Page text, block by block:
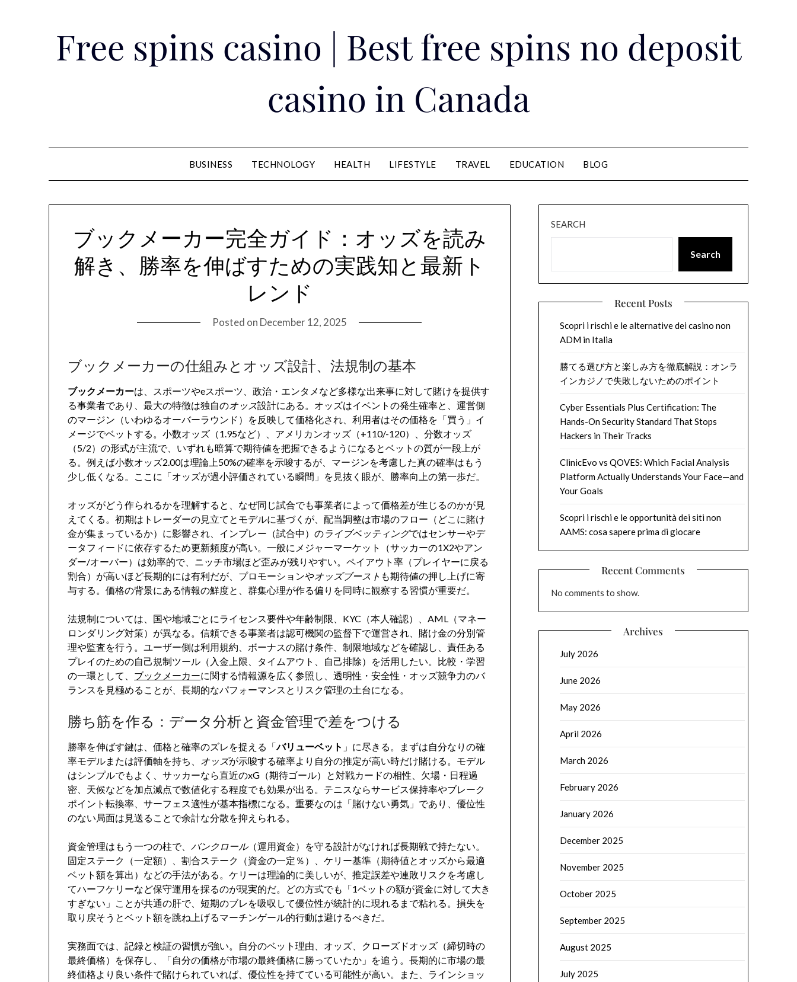
Free spins casino | Best free spins no deposit
casino in Canada
BUSINESS TECHNOLOGY HEALTH LIFESTYLE TRAVEL EDUCATION BLOG
ブックメーカー完全ガイド：オッズを読み
解き、勝率を伸ばすための実践知と最新ト
レンド
Posted on December 12, 2025
ブックメーカーの仕組みとオッズ設計、法規制の基本
ブックメーカーは、スポーツやeスポーツ、政治・エンタメなど多様な出来事に対して賭けを提供す
る事業者であり、最大の特徴は独自のオッズ設計にある。オッズはイベントの発生確率と、運営側
のマージン（いわゆるオーバーラウンド）を反映して価格化され、利用者はその価格を「買う」イ
メージでベットする。小数オッズ（1.95など）、アメリカンオッズ（+110/-120）、分数オッズ
（5/2）の形式が主流で、いずれも暗算で期待値を把握できるようになるとベットの質が一段上が
る。例えば小数オッズ2.00は理論上50%の確率を示唆するが、マージンを考慮した真の確率はもう
少し低くなる。ここに「オッズが過小評価されている瞬間」を見抜く眼が、勝率向上の第一歩だ。
オッズがどう作られるかを理解すると、なぜ同じ試合でも事業者によって価格差が生じるのかが見
えてくる。初期はトレーダーの見立てとモデルに基づくが、配当調整は市場のフロー（どこに賭け
金が集まっているか）に影響され、インプレー（試合中）のライブベッティングではセンサーやデ
ータフィードに依存するため更新頻度が高い。一般にメジャーマーケット（サッカーの1X2やアン
ダー/オーバー）は効率的で、ニッチ市場ほど歪みが残りやすい。ペイアウト率（プレイヤーに戻る
割合）が高いほど長期的には有利だが、プロモーションやオッズブースト も期待値の押し上げに寄
与する。価格の背景にある情報の鮮度と、群集心理が作る偏りを同時に観察する習慣が重要だ。
法規制については、国や地域ごとにライセンス要件や年齢制限、KYC（本人確認）、AML（マネー
ロンダリング対策）が異なる。信頼できる事業者は認可機関の監督下で運営され、賭け金の分別管
理や監査を行う。ユーザー側は利用規約、ボーナスの賭け条件、制限地域などを確認し、責任ある
プレイのための自己規制ツール（入金上限、タイムアウト、自己排除）を活用したい。比較・学習
の一環として、 ブックメーカーに関する情報源を広く参照し、透明性・安全性・オッズ競争力のバ
ランスを見極めることが、長期的なパフォーマンスとリスク管理の土台になる。
勝ち筋を作る：データ分析と資金管理で差をつける
勝率を伸ばす鍵は、価格と確率のズレを捉える「バリューベット 」に尽きる。まずは自分なりの確
率モデルまたは評価軸を持ち、 オッズが示唆する確率より自分の推定が高い時だけ賭ける。モデル
はシンプルでもよく、サッカーなら直近のxG（期待ゴール）と対戦カードの相性、欠場・日程過
密、天候などを加点減点で数値化する程度でも効果が出る。テニスならサービス保持率やブレーク
ポイント転換率、サーフェス適性が基本指標になる。重要なのは「賭けない勇気」であり、優位性
のない局面は見送ることで余計な分散を抑えられる。
資金管理はもう一つの柱で、バンクロール（運用資金）を守る設計がなければ長期戦で持たない。
固定ステーク（一定額）、割合ステーク（資金の一定％）、ケリー基準（期待値とオッズから最適
ベット額を算出）などの手法がある。ケリーは理論的に美しいが、推定誤差や連敗リスクを考慮し
てハーフケリーなど保守運用を採るのが現実的だ。どの方式でも「1ベットの額が資金に対して大き
すぎない」ことが共通の肝で、短期のブレを吸収して優位性が統計的に現れるまで粘れる。損失を
取り戻そうとベット額を跳ね上げるマーチンゲール的行動は避けるべきだ。
実務面では、記録と検証の習慣が強い。自分のベット理由、オッズ、クローズドオッズ（締切時の
最終価格）を保存し、「自分の価格が市場の最終価格に勝っていたか」を追う。長期的に市場の最
終価格より良い条件で賭けられていれば、優位性を持てている可能性が高い。また、ラインショッ
SEARCH
Search
Recent Posts
Scopri i rischi e le alternative dei casino non
ADM in Italia
勝てる選び方と楽しみ方を徹底解説：オンラ
インカジノで失敗しないためのポイント
Cyber Essentials Plus Certification: The
Hands-On Security Standard That Stops
Hackers in Their Tracks
ClinicEvo vs QOVES: Which Facial Analysis
Platform Actually Understands Your Face—and
Your Goals
Scopri i rischi e le opportunità dei siti non
AAMS: cosa sapere prima di giocare
Recent Comments
No comments to show.
Archives
July 2026
June 2026
May 2026
April 2026
March 2026
February 2026
January 2026
December 2025
November 2025
October 2025
September 2025
August 2025
July 2025